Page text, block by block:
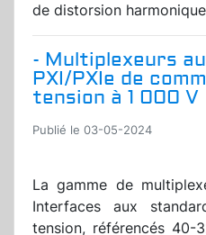
de distorsion
- Multiplexeurs
PXI/PXIe de
tension à 1 000 V
Publié le 03-05-2024
La gamme de
Interfaces aux
tension, référencés 40-